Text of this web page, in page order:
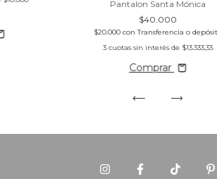
Pantalon Santa Mónica
$40.000
$20.000 con Transferencia o
3 cuotas sin interés de $13.333,33
Comprar